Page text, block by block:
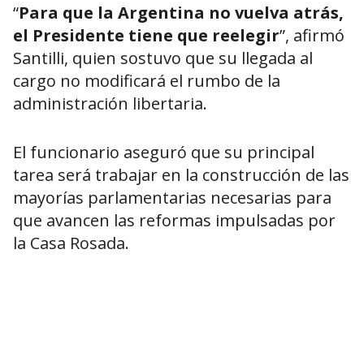
“Para que la Argentina no vuelva atrás,
el Presidente tiene que reelegir”, afirmó
Santilli, quien sostuvo que su llegada al
cargo no modificará el rumbo de la
administración libertaria.
El funcionario aseguró que su principal
tarea será trabajar en la construcción de las
mayorías parlamentarias necesarias para
que avancen las reformas impulsadas por
la Casa Rosada.